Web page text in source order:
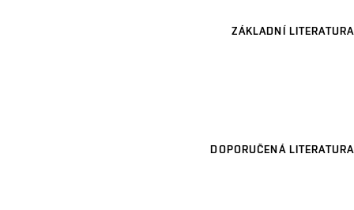
ZÁKLADNÍ LITERATURA
DOPORUČENÁ LITERATURA